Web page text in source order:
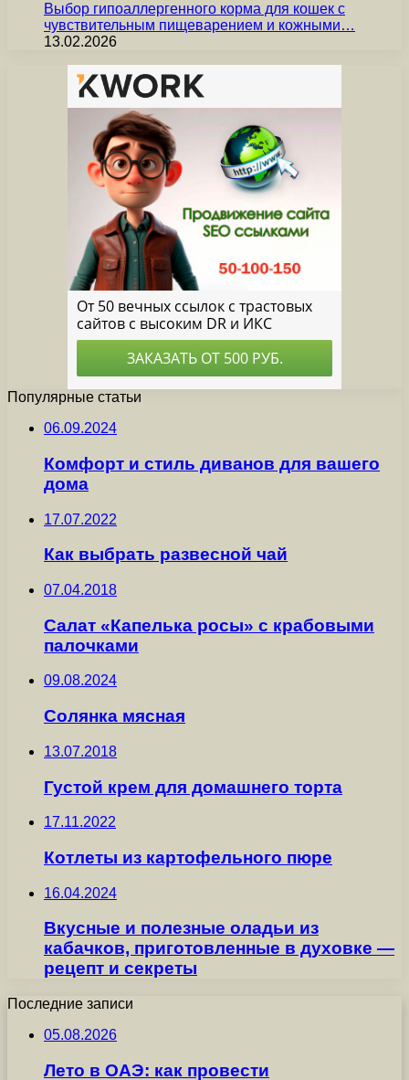
Выбор гипоаллергенного корма для кошек с
чувствительным пищеварением и кожными…
13.02.2026
Популярные статьи
06.09.2024
Комфорт и стиль диванов для вашего
дома
17.07.2022
Как выбрать развесной чай
07.04.2018
Салат «Капелька росы» с крабовыми
палочками
09.08.2024
Солянка мясная
13.07.2018
Густой крем для домашнего торта
17.11.2022
Котлеты из картофельного пюре
16.04.2024
Вкусные и полезные оладьи из
кабачков, приготовленные в духовке —
рецепт и секреты
Последние записи
05.08.2026
Лето в ОАЭ: как провести